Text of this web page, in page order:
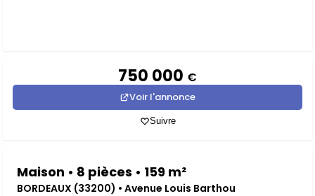
750 000 €
Voir l'annonce
Suivre
Maison • 8 pièces • 159 m²
BORDEAUX (33200) • Avenue Louis Barthou